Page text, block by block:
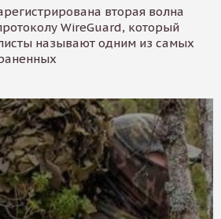
вторая волна
WireGuard, который
называют одним из самых